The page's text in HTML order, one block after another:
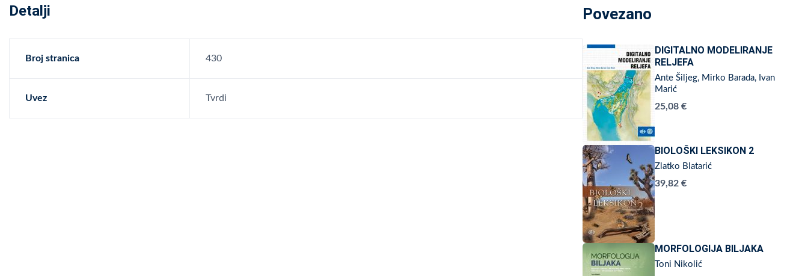
Detalji
Broj stranica 430
Uvez Tvrdi
Povezano
DIGITALNO MODELIRANJE
RELJEFA
Ante Šiljeg, Mirko Barada, Ivan
Marić
25,08 €
BIOLOŠKI LEKSIKON 2
Zlatko Blatarić
39,82 €
MORFOLOGIJA BILJAKA
Toni Nikolić